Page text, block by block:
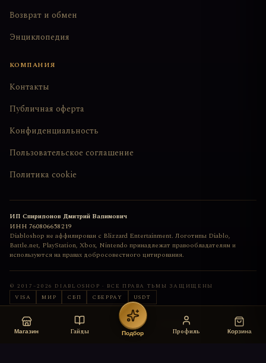
Возврат и обмен
Энциклопедия
КОМПАНИЯ
Контакты
Публичная оферта
Конфиденциальность
Пользовательское соглашение
Политика cookie
ИП Спиридонов Дмитрий Вадимович
ИНН 760806658219
Diabloshop не аффилирован с Blizzard Entertainment. Логотипы Diablo,
Battle.net, PlayStation, Xbox, Nintendo принадлежат правообладателям и
используются на правах добросовестного цитирования.
© 2017–2026 DIABLOSHOP · ВСЕ ПРАВА ТЬМЫ ЗАЩИЩЕНЫ
VISA
МИР СБП СБЕРPAY USDT
Сайт сделан с любовью deemkend
Магазин Гайды Подбор Профиль Корзина